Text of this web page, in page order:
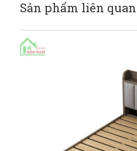
Sản phẩm liên quan